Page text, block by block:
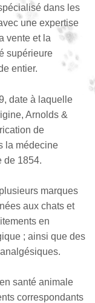
dans les
une expertise
vente et la
supérieure
entier.
date à laquelle
Arnolds &
de
la médecine
de 1854.
marques
aux chats et
en
; ainsi que des
santé animale
correspondants